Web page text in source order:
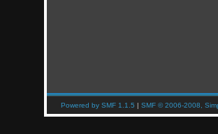
Powered by SMF 1.1.5 |SMF © 2006-2008,